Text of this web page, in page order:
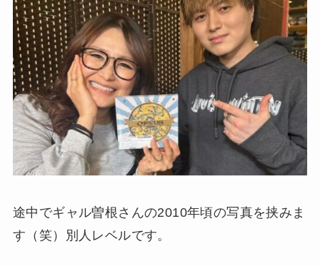
途中でギャル曽根さんの2010年頃の写真を挟みま
す（笑）別人レベルです。